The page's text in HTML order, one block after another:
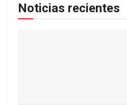
Noticias recientes